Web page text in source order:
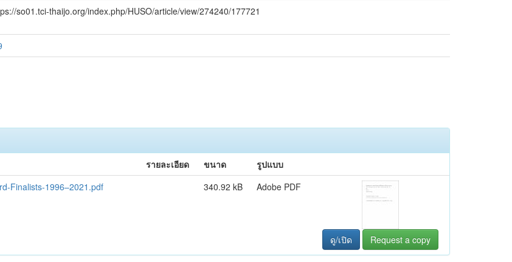
so01.tci-thaijo.org/index.php/HUSO/article/view/274240/177721
รายละเอียด ขนาด
รูปแบบ
Finalists-1996–2021.pdf
340.92 kB Adobe PDF
ดู/เปิด Request a copy